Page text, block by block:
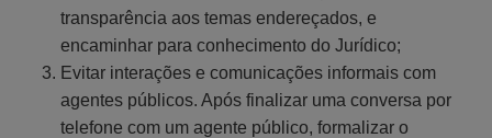
transparência aos temas endereçados, e
encaminhar para conhecimento do Jurídico;
Evitar interações e comunicações informais com
agentes públicos. Após finalizar uma conversa por
telefone com um agente público, formalizar o